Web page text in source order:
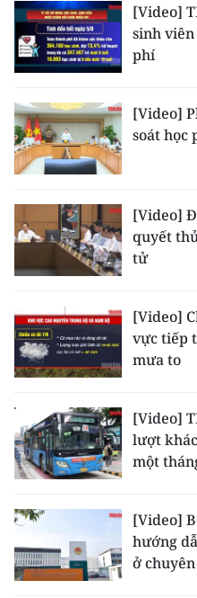
中文
FRANÇAIS
РУССКИЙ
ESPAÑOL
[Video]
sinh
phí
[Video]
soát học
[Video]
quyết
tử
[Video]
vực tiếp
mưa to
[Video]
lượt
một
[Video]
hướng
ở